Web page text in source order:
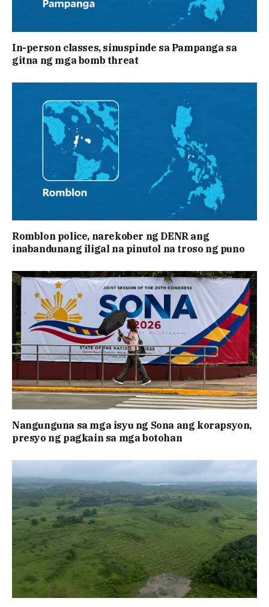
In-person classes, sinuspinde sa Pampanga sa
gitna ng mga bomb threat
Romblon police, narekober ng DENR ang
inabandunang iligal na pinutol na troso ng puno
Nangunguna sa mga isyu ng Sona ang korapsyon,
presyo ng pagkain sa mga botohan